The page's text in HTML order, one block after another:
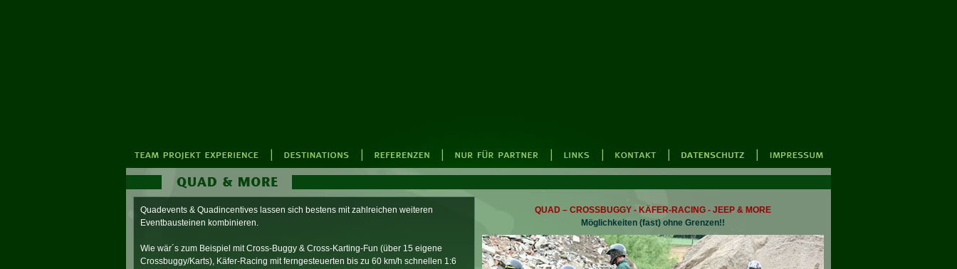
QUAD – CROSSBUGGY - KÄFER-RACING - JEEP & MORE
Möglichkeiten (fast) ohne Grenzen!!
Quadevents & Quadincentives lassen sich bestens mit zahlreichen weiteren
Eventbausteinen kombinieren.
Wie wär´s zum Beispiel mit Cross-Buggy & Cross-Karting-Fun (über 15 eigene
Crossbuggy/Karts), Käfer-Racing mit ferngesteuerten bis zu 60 km/h schnellen 1:6